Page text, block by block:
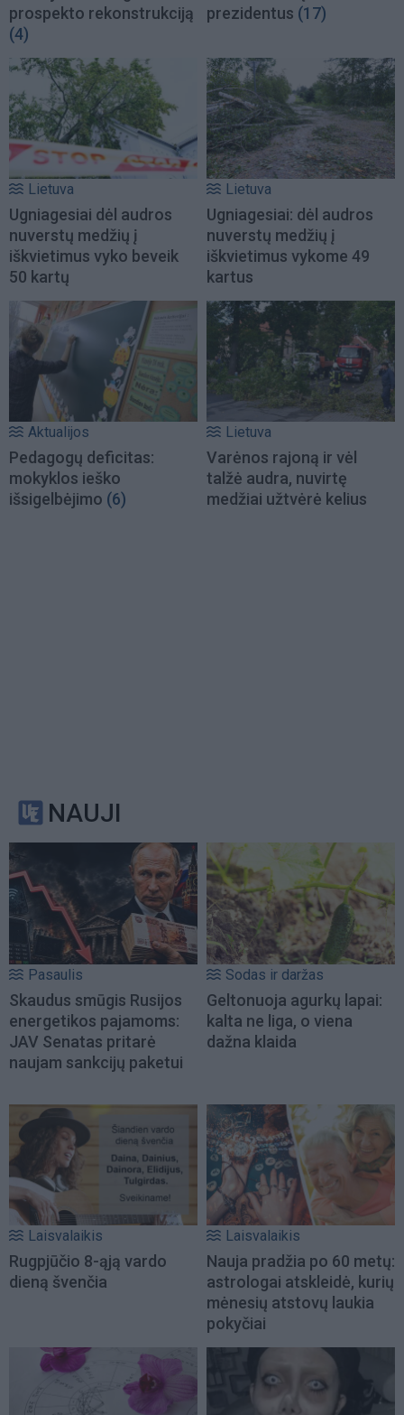
prospekto rekonstrukciją
(4)
prezidentus (17)
Lietuva
Ugniagesiai dėl audros
nuverstų medžių į
iškvietimus vyko beveik
50 kartų
Lietuva
Ugniagesiai: dėl audros
nuverstų medžių į
iškvietimus vykome 49
kartus
Aktualijos
Pedagogų deficitas:
mokyklos ieško
išsigelbėjimo (6)
Lietuva
Varėnos rajoną ir vėl
talžė audra, nuvirtę
medžiai užtvėrė kelius
NAUJI
Pasaulis
Skaudus smūgis Rusijos
energetikos pajamoms:
JAV Senatas pritarė
naujam sankcijų paketui
Sodas ir daržas
Geltonuoja agurkų lapai:
kalta ne liga, o viena
dažna klaida
Laisvalaikis
Rugpjūčio 8-ąją vardo
dieną švenčia
Laisvalaikis
Nauja pradžia po 60 metų:
astrologai atskleidė, kurių
mėnesių atstovų laukia
pokyčiai